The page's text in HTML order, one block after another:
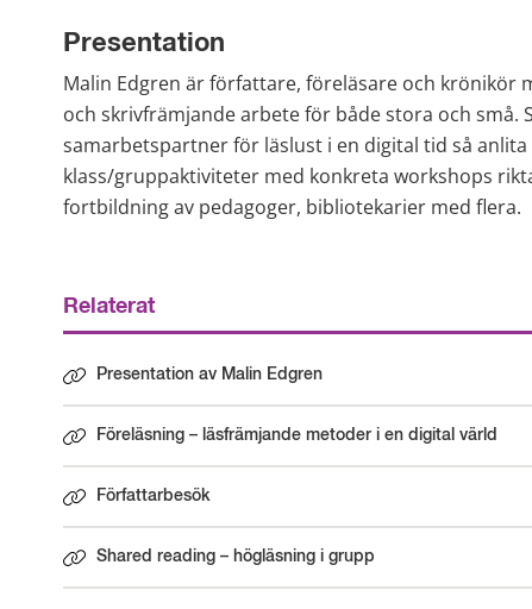
Presentation
Malin Edgren är författare, föreläsare och krönikör
och skrivfrämjande arbete för både stora och små.
samarbetspartner för läslust i en digital tid så
klass/gruppaktiviteter med konkreta workshops
fortbildning av pedagoger, bibliotekarier med flera.
Relaterat
Presentation av Malin Edgren
Föreläsning – läsfrämjande metoder i en digital värld
Författarbesök
Shared reading – högläsning i grupp